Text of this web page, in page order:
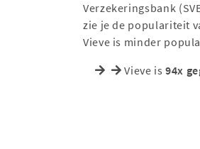
Verzekeringsbank
zie je de populariteit
Vieve is minder
Vieve is94x